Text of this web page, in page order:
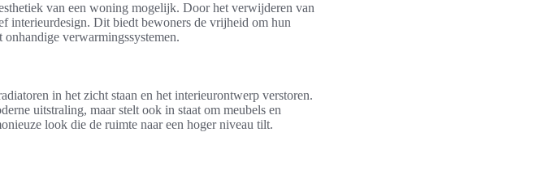
van een woning mogelijk. Door het verwijderen van
interieurdesign. Dit biedt bewoners de vrijheid om hun
verwarmingssystemen.
in het zicht staan en het interieurontwerp verstoren.
uitstraling, maar stelt ook in staat om meubels en
look die de ruimte naar een hoger niveau tilt.